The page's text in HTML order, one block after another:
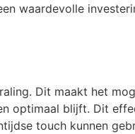
waardevolle
Dit maakt het
optimaal blijft. Dit
touch kunnen